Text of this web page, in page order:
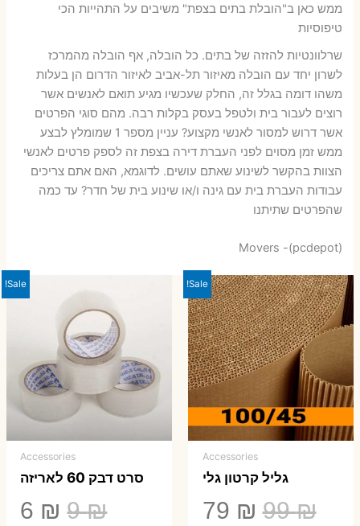
ממש כאן ב"הובלת בתים בצפת" משיבים על התהייות הכי
טיפוסיות
שרלוונטיות להזזה של בתים. כל הובלה, אף הובלה מהמרכז
לשרון יחד עם הובלה מאיזור תל-אביב לאיזור הדרום הן בעלות
משהו דומה בגלל זה, החלק שעכשיו מגיע תואם לאנשים אשר
רוצים לעבור בית ולטפל בעסק בקלות רבה. מהם סוגי הפרטים
אשר דרוש למסור לאנשי מקצוע? עניין מספר 1 שמומלץ לבצע
ממש זמן מסוים לפני העברת דירה בצפת זה לספק פרטים לאנשי
הצוות בהקשר לשינוע שאתם עושים. לדוגמא, האם אתם צריכים
עבודות העברת בית עם גינה ו/או שינוע בית של חדר? עד כמה
שהפרטים שתיתנו
Movers -(pcdepot)
Sale!
Accessories
גליל קרטון גלי
99₪
המחיר
79 ₪
Sale!
Accessories
סרט דבק 60 לאריזה
9₪
6 ₪